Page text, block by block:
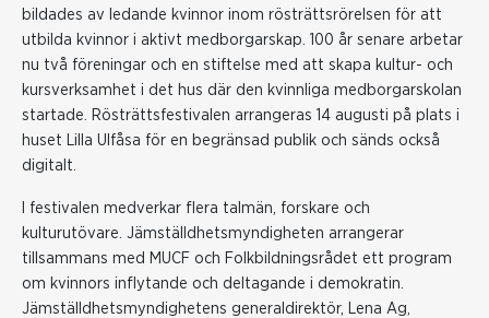
bildades av ledande kvinnor inom rösträttsrörelsen för att
utbilda kvinnor i aktivt medborgarskap. 100 år senare arbetar
nu två föreningar och en stiftelse med att skapa kultur- och
kursverksamhet i det hus där den kvinnliga medborgarskolan
startade. Rösträttsfestivalen arrangeras 14 augusti på plats i
huset Lilla Ulfåsa för en begränsad publik och sänds också
digitalt.
I festivalen medverkar flera talmän, forskare och
kulturutövare. Jämställdhetsmyndigheten arrangerar
tillsammans med MUCF och Folkbildningsrådet ett program
om kvinnors inflytande och deltagande i demokratin.
Jämställdhetsmyndighetens generaldirektör, Lena Ag,